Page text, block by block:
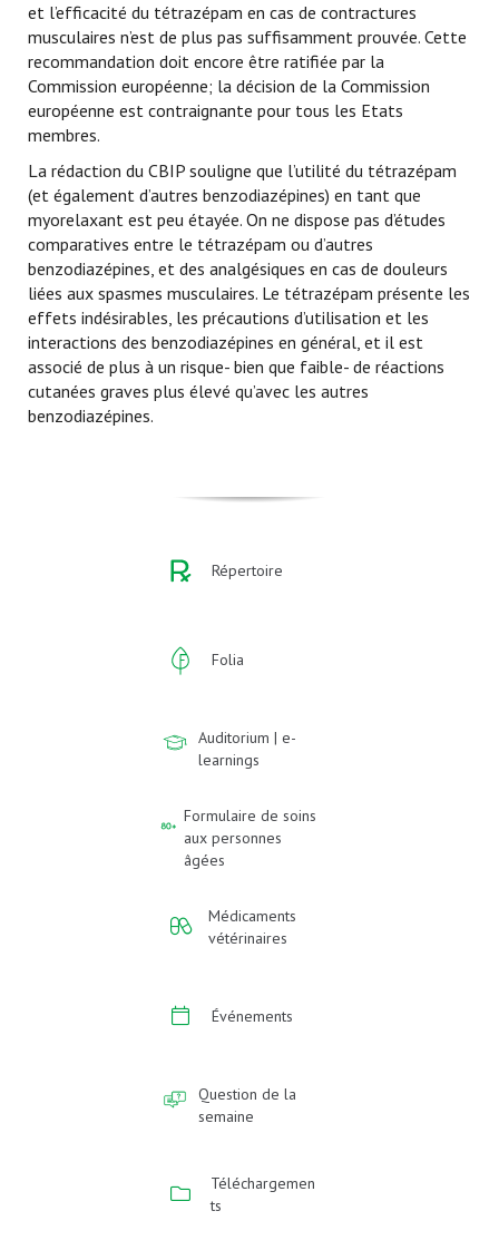
et l’efficacité du tétrazépam en cas de contractures
musculaires n’est de plus pas suffisamment prouvée. Cette
recommandation doit encore être ratifiée par la
Commission européenne; la décision de la Commission
européenne est contraignante pour tous les Etats
membres.
La rédaction du CBIP souligne que l’utilité du tétrazépam
(et également d’autres benzodiazépines) en tant que
myorelaxant est peu étayée. On ne dispose pas d’études
comparatives entre le tétrazépam ou d’autres
benzodiazépines, et des analgésiques en cas de douleurs
liées aux spasmes musculaires. Le tétrazépam présente les
effets indésirables, les précautions d’utilisation et les
interactions des benzodiazépines en général, et il est
associé de plus à un risque- bien que faible- de réactions
cutanées graves plus élevé qu’avec les autres
benzodiazépines.
Répertoire
Folia
Auditorium | e-
learnings
Formulaire de soins
aux personnes
âgées
Médicaments
vétérinaires
Événements
Question de la
semaine
Téléchargemen
ts